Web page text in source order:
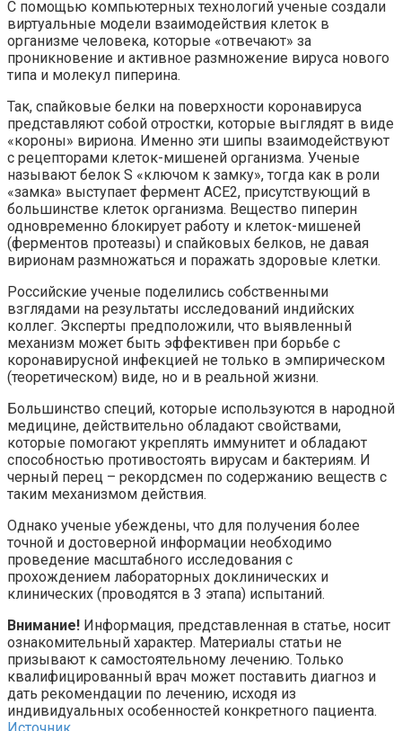
С помощью компьютерных технологий ученые создали
виртуальные модели взаимодействия клеток в
организме человека, которые «отвечают» за
проникновение и активное размножение вируса нового
типа и молекул пиперина.
Так, спайковые белки на поверхности коронавируса
представляют собой отростки, которые выглядят в виде
«короны» вириона. Именно эти шипы взаимодействуют
с рецепторами клеток-мишеней организма. Ученые
называют белок S «ключом к замку», тогда как в роли
«замка» выступает фермент ACE2, присутствующий в
большинстве клеток организма. Вещество пиперин
одновременно блокирует работу и клеток-мишеней
(ферментов протеазы) и спайковых белков, не давая
вирионам размножаться и поражать здоровые клетки.
Российские ученые поделились собственными
взглядами на результаты исследований индийских
коллег. Эксперты предположили, что выявленный
механизм может быть эффективен при борьбе с
коронавирусной инфекцией не только в эмпирическом
(теоретическом) виде, но и в реальной жизни.
Большинство специй, которые используются в народной
медицине, действительно обладают свойствами,
которые помогают укреплять иммунитет и обладают
способностью противостоять вирусам и бактериям. И
черный перец – рекордсмен по содержанию веществ с
таким механизмом действия.
Однако ученые убеждены, что для получения более
точной и достоверной информации необходимо
проведение масштабного исследования с
прохождением лабораторных доклинических и
клинических (проводятся в 3 этапа) испытаний.
Внимание! Информация, представленная в статье, носит
ознакомительный характер. Материалы статьи не
призывают к самостоятельному лечению. Только
квалифицированный врач может поставить диагноз и
дать рекомендации по лечению, исходя из
индивидуальных особенностей конкретного пациента.